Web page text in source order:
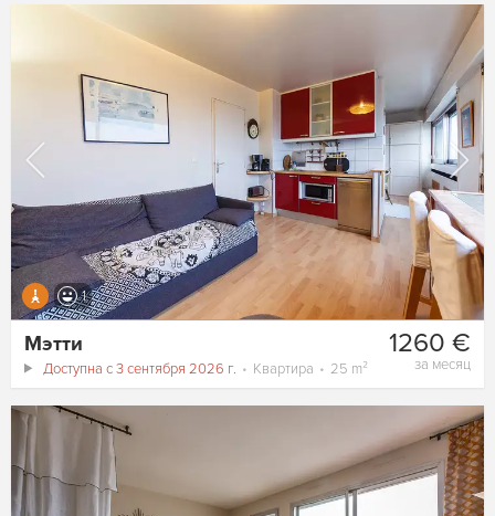
1
1260 €
за месяц
Мэтти
Доступна с 3 сентября 2026 г. Квартира 25 m²